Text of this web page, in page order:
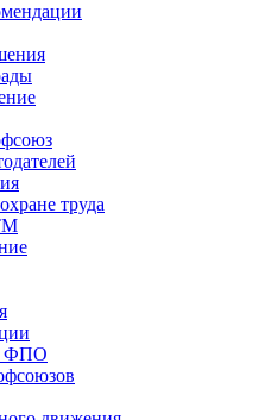
труда
ФПО